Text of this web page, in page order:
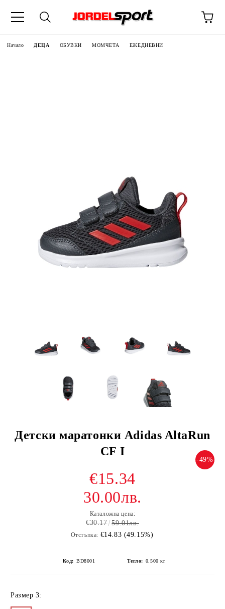
Начало ДЕЦА ОБУВКИ МОМЧЕТА ЕЖЕДНЕВНИ
Детски маратонки Adidas AltaRun
CF I
-49%
€15.34
30.00лв.
Каталожна цена:
€30.17 59.01лв.
Отстъпка: €14.83 (49.15%)
Код: BD8001 Тегло: 0.500 кг
Размер 3: